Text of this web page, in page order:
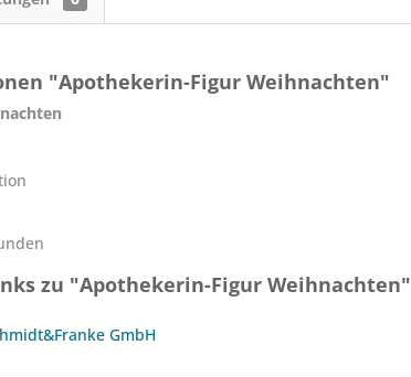
"Apothekerin-Figur Weihnachten"
zu "Apothekerin-Figur Weihnachten"
GmbH